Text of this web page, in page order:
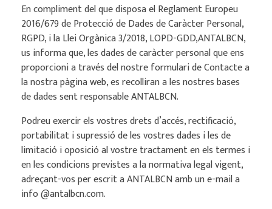
En compliment del que disposa el Reglament Europeu
2016/679 de Protecció de Dades de Caràcter Personal,
RGPD, i la Llei Orgànica 3/2018, LOPD-GDD,ANTALBCN,
us informa que, les dades de caràcter personal que ens
proporcioni a través del nostre formulari de Contacte a
la nostra pàgina web, es recolliran a les nostres bases
de dades sent responsable ANTALBCN.
Podreu exercir els vostres drets d’accés, rectificació,
portabilitat i supressió de les vostres dades i les de
limitació i oposició al vostre tractament en els termes i
en les condicions previstes a la normativa legal vigent,
adreçant-vos per escrit a ANTALBCN amb un e-mail a
info @antalbcn.com.